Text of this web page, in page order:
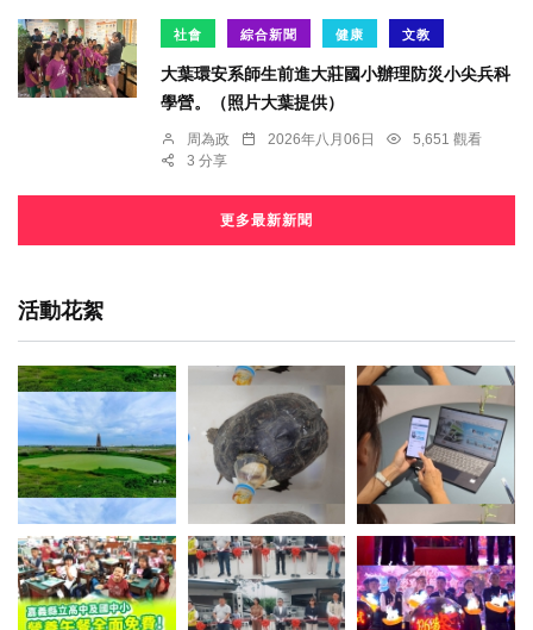
社會 綜合新聞 健康 文教
大葉環安系師生前進大莊國小辦理防災小尖兵科
學營。（照片大葉提供）
周為政 2026年八月06日
5,651 觀看
3 分享
更多最新新聞
活動花絮